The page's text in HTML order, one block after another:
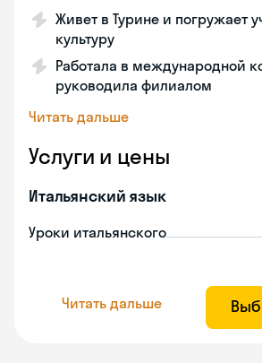
Живет в Турине и погружает
культуру
Работала в международной
руководила филиалом
Читать дальше
Услуги и цены
Итальянский язык
Уроки итальянского
Читать дальше